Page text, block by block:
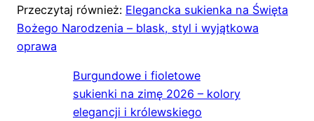
Przeczytaj również: Elegancka sukienka na Święta
Bożego Narodzenia – blask, styl i wyjątkowa
oprawa
Burgundowe i fioletowe
sukienki na zimę 2026 – kolory
elegancji i królewskiego